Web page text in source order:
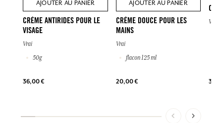
AJOUTER AU PANIER
CRÈME ANTIRIDES POUR LE
VISAGE
Vrai
50g
36,00 €
AJOUTER AU PANIER
CRÈME DOUCE POUR LES
MAINS
Vrai
flacon 125 ml
20,00 €
Vrai